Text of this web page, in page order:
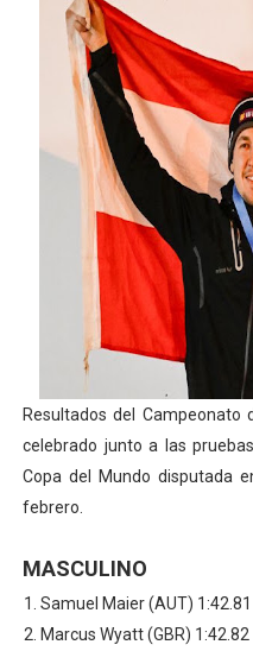
Mundial de esgrima
Raquel Rodriguez es
Athletes Unlimited
Mundial de piragüismo
Tour de Francia
Mundial de Fórmula 1
Campeonato de
Resultados del Campeonato
celebrado junto a las
Copa del Mundo disputada
febrero.
MASCULINO
Samuel Maier (AUT) 1:42.81
Marcus Wyatt (GBR) 1:42.82